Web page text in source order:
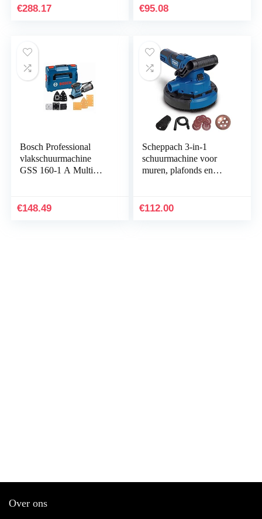
netschuurblad M480,
€288.17 €95.08
Bosch Professional
vlakschuurmachine
GSS 160-1 A Multi
BOXX)
€148.49
Scheppach 3-in-1
schuurmachine voor
muren, plafonds en
droogbouwslijper, 1050
€112.00
Over ons